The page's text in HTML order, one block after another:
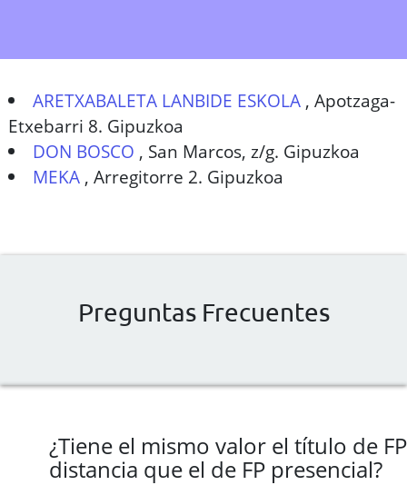
ARETXABALETA LANBIDE ESKOLA ,Apotzaga-
Etxebarri 8. Gipuzkoa
DON BOSCO , San Marcos, z/g. Gipuzkoa
MEKA ,Arregitorre 2. Gipuzkoa
Preguntas Frecuentes
¿Tiene el mismo valor el título de
distancia que el de FP presencial?